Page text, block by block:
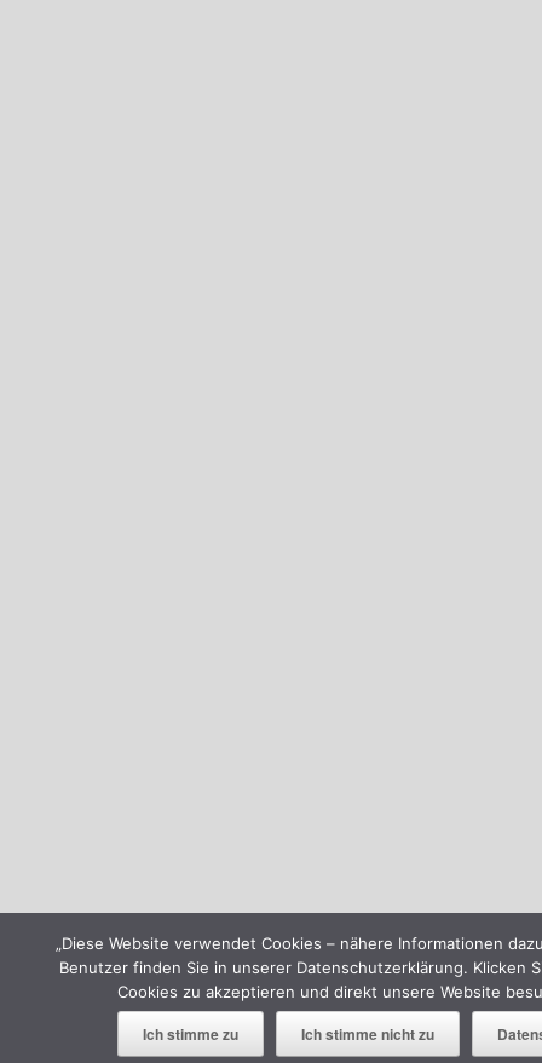
„Diese Website verwendet Cookies – nähere Informationen
Benutzer finden Sie in unserer Datenschutzerklärung. Klicken
Cookies zu akzeptieren und direkt unsere Website
Ich stimme zu Ich stimme nicht zu